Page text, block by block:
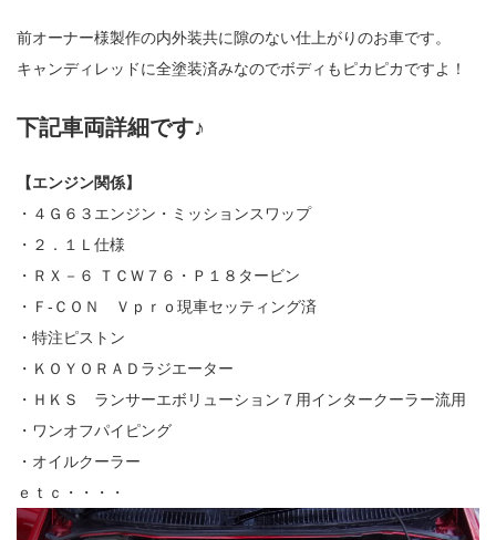
前オーナー様製作の内外装共に隙のない仕上がりのお車です。
キャンディレッドに全塗装済みなのでボディもピカピカですよ！
下記車両詳細です♪
【エンジン関係】
・４Ｇ６３エンジン・ミッションスワップ
・２．１Ｌ仕様
・ＲＸ－６ ＴＣＷ７６・Ｐ１８タービン
・Ｆ‐ＣＯＮ Ｖｐｒｏ現車セッティング済
・特注ピストン
・ＫＯＹＯＲＡＤラジエーター
・ＨＫＳ ランサーエボリューション７用インタークーラー流用
・ワンオフパイピング
・オイルクーラー
ｅｔｃ・・・・